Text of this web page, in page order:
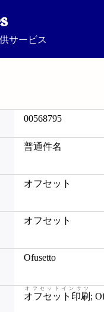
サービス
00568795
普通件名
オフセット
オフセット
Ofusetto
オフセット印刷
オフセットインサツ
;